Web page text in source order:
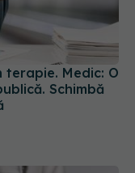
Medic: O
Schimbă